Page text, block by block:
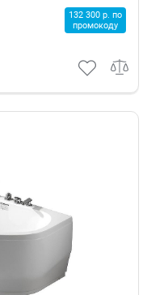
132 300 р. по
промокоду